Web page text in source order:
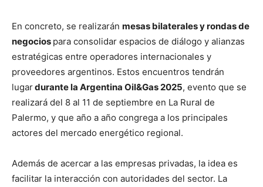
En concreto, se realizarán mesas bilaterales y rondas de
negocios para consolidar espacios de diálogo y alianzas
estratégicas entre operadores internacionales y
proveedores argentinos. Estos encuentros tendrán
lugardurante la Argentina Oil&Gas 2025, evento que se
realizará del 8 al 11 de septiembre en La Rural de
Palermo, y que año a año congrega a los principales
actores del mercado energético regional.
Además de acercar a las empresas privadas, la idea es
facilitar la interacción con autoridades del sector. La